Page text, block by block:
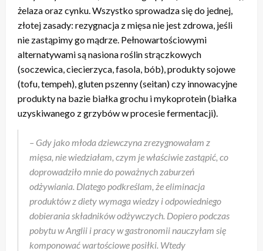
żelaza oraz cynku. Wszystko sprowadza się do jednej,
złotej zasady: rezygnacja z mięsa nie jest zdrowa, jeśli
nie zastąpimy go mądrze. Pełnowartościowymi
alternatywami są nasiona roślin strączkowych
(soczewica, ciecierzyca, fasola, bób), produkty sojowe
(tofu, tempeh), gluten pszenny (seitan) czy innowacyjne
produkty na bazie białka grochu i mykoprotein (białka
uzyskiwanego z grzybów w procesie fermentacji).
– Gdy jako młoda dziewczyna zrezygnowałam z
mięsa, nie wiedziałam, czym je właściwie zastąpić, co
doprowadziło mnie do poważnych zaburzeń
odżywiania. Dlatego podkreślam, że eliminacja
produktów z diety wymaga wiedzy i odpowiedniego
dobierania składników odżywczych. Dopiero podczas
pobytu w Anglii i pracy w gastronomii nauczyłam się
komponować wartościowe posiłki. Wtedy